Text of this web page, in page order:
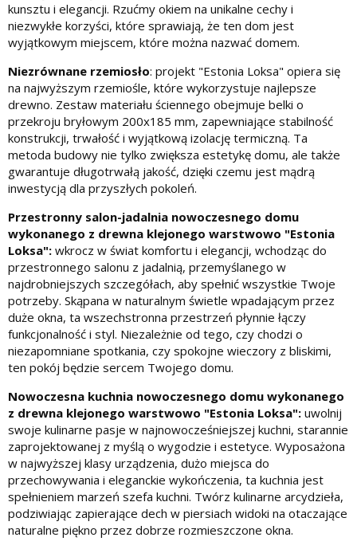
kunsztu i elegancji. Rzućmy okiem na unikalne cechy i
niezwykłe korzyści, które sprawiają, że ten dom jest
wyjątkowym miejscem, które można nazwać domem.
Niezrównane rzemiosło: projekt "Estonia Loksa" opiera się
na najwyższym rzemiośle, które wykorzystuje najlepsze
drewno. Zestaw materiału ściennego obejmuje belki o
przekroju bryłowym 200x185 mm, zapewniające stabilność
konstrukcji, trwałość i wyjątkową izolację termiczną. Ta
metoda budowy nie tylko zwiększa estetykę domu, ale także
gwarantuje długotrwałą jakość, dzięki czemu jest mądrą
inwestycją dla przyszłych pokoleń.
Przestronny salon-jadalnia nowoczesnego domu
wykonanego z drewna klejonego warstwowo "Estonia
Loksa": wkrocz w świat komfortu i elegancji, wchodząc do
przestronnego salonu z jadalnią, przemyślanego w
najdrobniejszych szczegółach, aby spełnić wszystkie Twoje
potrzeby. Skąpana w naturalnym świetle wpadającym przez
duże okna, ta wszechstronna przestrzeń płynnie łączy
funkcjonalność i styl. Niezależnie od tego, czy chodzi o
niezapomniane spotkania, czy spokojne wieczory z bliskimi,
ten pokój będzie sercem Twojego domu.
Nowoczesna kuchnia nowoczesnego domu wykonanego
z drewna klejonego warstwowo "Estonia Loksa": uwolnij
swoje kulinarne pasje w najnowocześniejszej kuchni, starannie
zaprojektowanej z myślą o wygodzie i estetyce. Wyposażona
w najwyższej klasy urządzenia, dużo miejsca do
przechowywania i eleganckie wykończenia, ta kuchnia jest
spełnieniem marzeń szefa kuchni. Twórz kulinarne arcydzieła,
podziwiając zapierające dech w piersiach widoki na otaczające
naturalne piękno przez dobrze rozmieszczone okna.